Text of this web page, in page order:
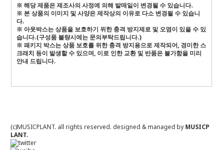
※ 해당 제품은 제조사의 사정에 의해 발매일이 변경될 수 있습니다.
※ 본 상품의 이미지 및 사양은 제작상의 이유로 다소 변경될 수 있습니
다.
※ 아웃박스는 상품을 보호하기 위한 충격 방지제로 및 오염이 있을 수 있
습니다.(구성품 불량시에는 문의부탁드립니다.)
※ 패키지 박스는 상품 보호를 위한 충격 방지용으로 제작되어, 경미한 스
크래치 등이 발생할 수 있으며, 이로 인한 교환 및 반품은 불가함을 미리
안내 드립니다.
(c)MUSICPLANT. all rights reserved. designed & managed by MUSICP
LANT.